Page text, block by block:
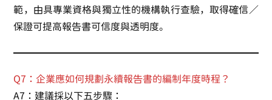
範，由具專業資格與獨立性的機構執行查驗，取得確信／
保證可提高報告書可信度與透明度。
Q7：企業應如何規劃永續報告書的編制年度時程？
A7：建議採以下五步驟：